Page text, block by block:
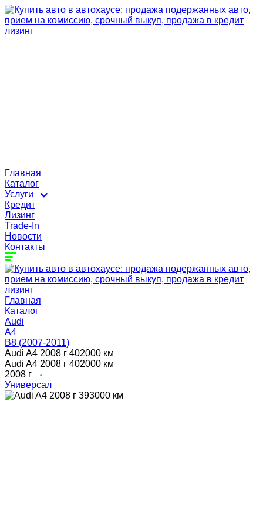
Главная
Каталог
Услуги
Кредит
Лизинг
Trade-In
Новости
Контакты
Главная
Каталог
Audi
A4
B8 (2007-2011)
Audi A4 2008 г 402000 км
Audi A4 2008 г 402000 км
2008 г
Универсал